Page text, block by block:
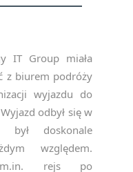
IT Group miała
z biurem podróży
wyjazdu do
odbył się w
był doskonale
względem.
m.in. rejs po